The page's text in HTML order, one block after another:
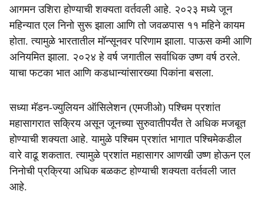
आगमन उशिरा होण्याची शक्यता वर्तवली आहे. २०२३ मध्ये जून
महिन्यात एल निनो सुरू झाला आणि तो जवळपास ११ महिने कायम
होता. त्यामुळे भारतातील मॉन्सूनवर परिणाम झाला. पाऊस कमी आणि
अनियमित झाला. २०२४ हे वर्ष जगातील सर्वाधिक उष्ण वर्ष ठरले.
याचा फटका भात आणि कडधान्यांसारख्या पिकांना बसला.
सध्या मॅडन-ज्युलियन ऑसिलेशन (एमजीओ) पश्चिम प्रशांत
महासागरात सक्रिय असून जूनच्या सुरुवातीपर्यंत ते अधिक मजबूत
होण्याची शक्यता आहे. यामुळे पश्चिम प्रशांत भागात पश्चिमेकडील
वारे वाढू शकतात. त्यामुळे प्रशांत महासागर आणखी उष्ण होऊन एल
निनोची प्रक्रिया अधिक बळकट होण्याची शक्यता वर्तवली जात
आहे.